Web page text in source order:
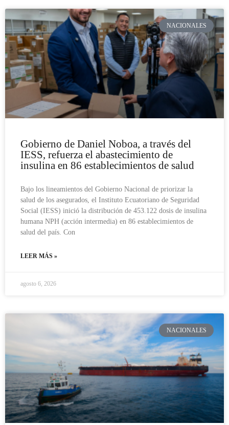
NACIONALES
Gobierno de Daniel Noboa, a través del
IESS, refuerza el abastecimiento de
insulina en 86 establecimientos de salud
Bajo los lineamientos del Gobierno Nacional de priorizar la
salud de los asegurados, el Instituto Ecuatoriano de Seguridad
Social (IESS) inició la distribución de 453.122 dosis de insulina
humana NPH (acción intermedia) en 86 establecimientos de
salud del país. Con
LEER MÁS »
agosto 6, 2026
NACIONALES